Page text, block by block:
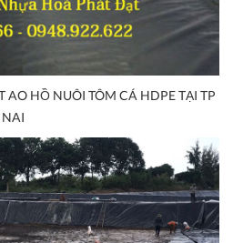
AO HỒ NUÔI TÔM CÁ HDPE TẠI TP